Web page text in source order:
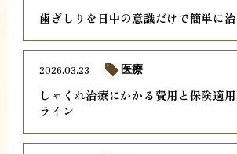
歯ぎしりを日中の意識だけで簡単に
しゃくれ治療にかかる費用と保険適
ライン
2026.03.23 医療